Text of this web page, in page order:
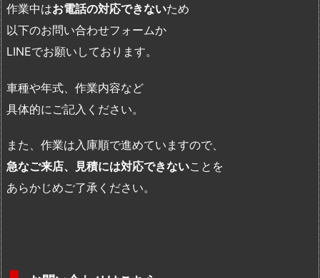
作業中はお電話の対応できないため
以下のお問い合わせフォームか
LINEでお願いしております。
車種や年式、作業内容など
具体的にご記入ください。
また、作業は入庫順で進めていますので、
急なご来店、見積には対応できないことを
あらかじめご了承ください。